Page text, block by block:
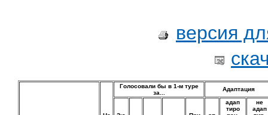
версия
Голосовали бы в 1-м туре
за...
Адаптация
адап
тиро
не
адап